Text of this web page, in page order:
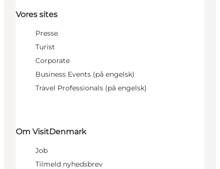
Vores sites
Presse
Turist
Corporate
Business Events (på engelsk)
Travel Professionals (på engelsk)
Om VisitDenmark
Job
Tilmeld nyhedsbrev